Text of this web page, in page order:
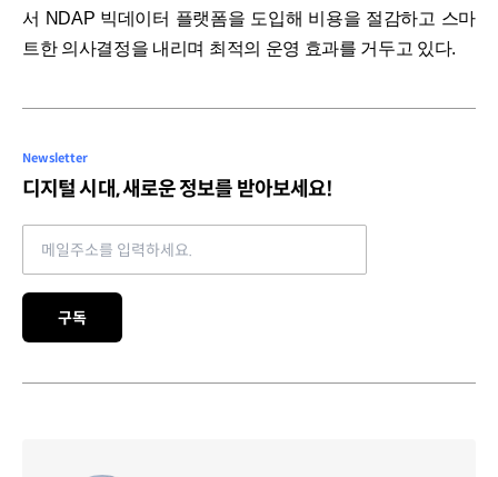
서 NDAP 빅데이터 플랫폼을 도입해 비용을 절감하고 스마
트한 의사결정을 내리며 최적의 운영 효과를 거두고 있다.
Newsletter
디지털 시대, 새로운 정보를 받아보세요!
Email address
구독